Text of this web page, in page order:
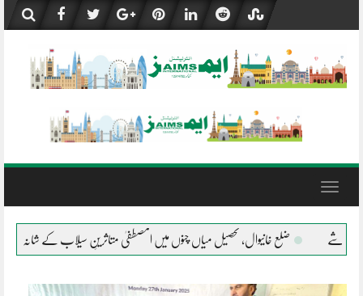
content
Toggle
سیلاب کے شانہ بشانہ جلال پور پیروالا المصطفیٰ کی خیمہ بستیوں میں مقیم